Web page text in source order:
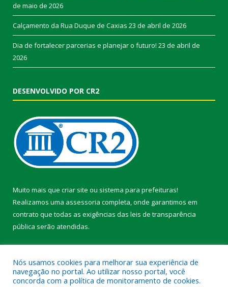
de maio de 2026
Calçamento da Rua Duque de Caxias 23 de abril de 2026
Dia de fortalecer parcerias e planejar o futuro! 23 de abril de
2026
DESENVOLVIDO POR CR2
Muito mais que criar site ou sistema para prefeituras!
Realizamos uma assessoria completa, onde garantimos em
contrato que todas as exigências das leis de transparência
pública serão atendidas.
Nós usamos cookies para melhorar sua experiência de
navegação no portal. Ao utilizar nosso portal, você
concorda com a política de monitoramento de cookies.